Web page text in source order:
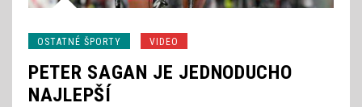
OSTATNÉ ŠPORTY VIDEO
PETER SAGAN JE JEDNODUCHO
NAJLEPŠÍ